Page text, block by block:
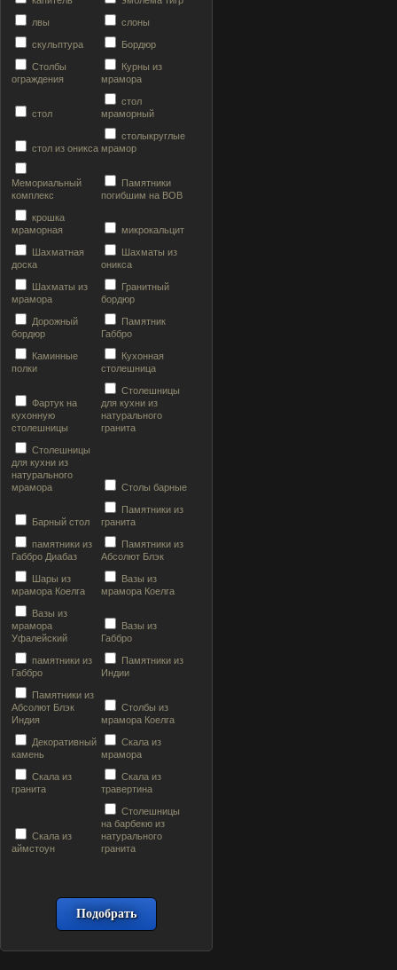
лвы слоны
скульптура Бордюр
Столбы
ограждения
Курны из
мрамора
стол
стол
мраморный
стол из оникса
столыкруглые
мрамор
Мемориальный
комплекс
Памятники
погибшим на ВОВ
крошка
мраморная
микрокальцит
Шахматная
доска
Шахматы из
оникса
Шахматы из
мрамора
Гранитный
бордюр
Дорожный
бордюр
Памятник
Габбро
Каминные
полки
Кухонная
столешница
Фартук на
кухонную
столешницы
Столешницы
для кухни из
натурального
гранита
Столешницы
для кухни из
натурального
мрамора
Столы барные
Барный стол
Памятники из
гранита
памятники из
Габбро Диабаз
Памятники из
Абсолют Блэк
Шары из
мрамора Коелга
Вазы из
мрамора Коелга
Вазы из
мрамора
Уфалейский
Вазы из
Габбро
памятники из
Габбро
Памятники из
Индии
Памятники из
Абсолют Блэк
Индия
Столбы из
мрамора Коелга
Декоративный
камень
Скала из
мрамора
Скала из
гранита
Скала из
травертина
Скала из
аймстоун
Столешницы
на барбекю из
натурального
гранита